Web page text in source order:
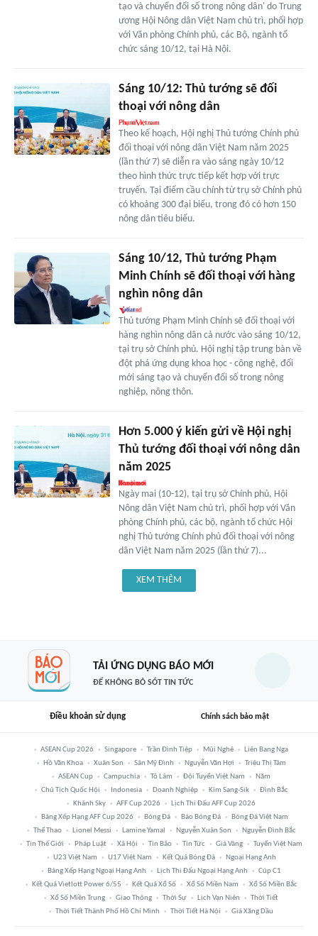
tạo và chuyển đổi số trong nông dân' do Trung
ương Hội Nông dân Việt Nam chủ trì, phối hợp
với Văn phòng Chính phủ, các Bộ, ngành tổ
chức sáng 10/12, tại Hà Nội.
Sáng 10/12: Thủ tướng sẽ đối
thoại với nông dân
Theo kế hoạch, Hội nghị Thủ tướng Chính phủ
đối thoại với nông dân Việt Nam năm 2025
(lần thứ 7) sẽ diễn ra vào sáng ngày 10/12
theo hình thức trực tiếp kết hợp với trực
truyến. Tại điểm cầu chính từ trụ sở Chính phủ
có khoảng 300 đại biểu, trong đó có hơn 150
nông dân tiêu biểu.
Sáng 10/12, Thủ tướng Phạm
Minh Chính sẽ đối thoại với hàng
nghìn nông dân
Thủ tướng Phạm Minh Chính sẽ đối thoại với
hàng nghìn nông dân cả nước vào sáng 10/12,
tại trụ sở Chính phủ. Hội nghị tập trung bàn về
đột phá ứng dụng khoa học - công nghệ, đổi
mới sáng tạo và chuyển đổi số trong nông
nghiệp, nông thôn.
Hơn 5.000 ý kiến gửi về Hội nghị
Thủ tướng đối thoại với nông dân
năm 2025
Ngày mai (10-12), tại trụ sở Chính phủ, Hội
Nông dân Việt Nam chủ trì, phối hợp với Văn
phòng Chính phủ, các bộ, ngành tổ chức Hội
nghị Thủ tướng Chính phủ đối thoại với nông
dân Việt Nam năm 2025 (lần thứ 7)...
XEM THÊM
TẢI ỨNG DỤNG BÁO MỚI
ĐỂ KHÔNG BỎ SÓT TIN TỨC
Điều khoản sử dụng Chính sách bảo mật
ASEAN Cup 2026 Singapore Trần Đình Tiệp Mũi Nghê
Liên Bang Nga
Hồ Văn Khoa
Xuân Son Sân Mỹ Đình Nguyễn Văn Hợi
Triệu Thị Tâm
ASEAN Cup
Campuchia Tô Lâm Đội Tuyển Việt Nam
Năm
Chủ Tịch Quốc Hội
Indonesia Doanh Nghiệp Kim Sang-Sik
Đình Bắc
Khánh Sky
AFF Cup 2026
Lịch Thi Đấu AFF Cup 2026
Bảng Xếp Hạng AFF Cup 2026
Bóng Đá Báo Bóng Đá
Bóng Đá Việt Nam
Thể Thao
Lionel Messi Lamine Yamal Nguyễn Xuân Son
Nguyễn Đình Bắc
Tin Thế Giới
Pháp Luật Xã Hội Tin Bão Tin Tức Giá Vàng
Tuyển Việt Nam
U23 Việt Nam
U17 Việt Nam Kết Quả Bóng Đá
Ngoại Hạng Anh
Bảng Xếp Hạng Ngoại Hạng Anh
Lịch Thi Đấu Ngoại Hạng Anh
Cúp C1
Kết Quả Vietlott Power 6/55
Kết Quả Xổ Số Xổ Số Miền Nam
Xổ Số Miền Bắc
Xổ Số Miền Trung
Giao Thông Thời Sự Lịch Vạn Niên
Thời Tiết
Thời Tiết Thành Phố Hồ Chí Minh
Thời Tiết Hà Nội Giá Xăng Dầu